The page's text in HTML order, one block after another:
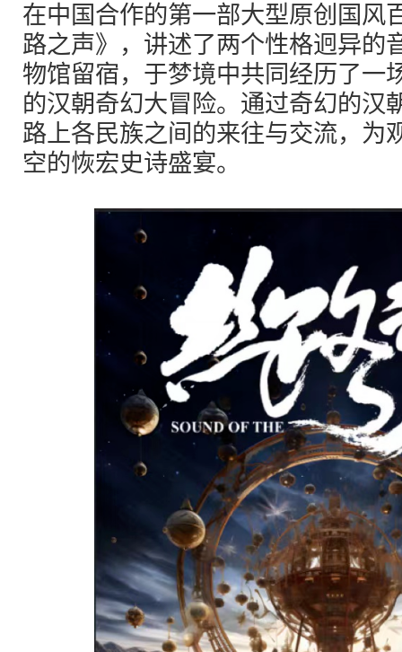
在中国合作的第一部大型原创国风
路之声》，讲述了两个性格迥异的
物馆留宿，于梦境中共同经历了一
的汉朝奇幻大冒险。通过奇幻的汉
路上各民族之间的来往与交流，为
空的恢宏史诗盛宴。